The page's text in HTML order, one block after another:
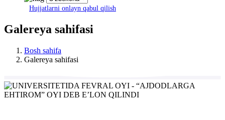
Hujjatlarni onlayn qabul qilish
Galereya sahifasi
Bosh sahifa
Galereya sahifasi